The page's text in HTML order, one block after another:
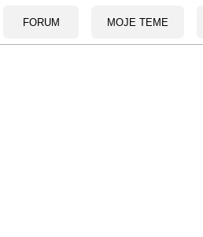
FORUM MOJE TEME